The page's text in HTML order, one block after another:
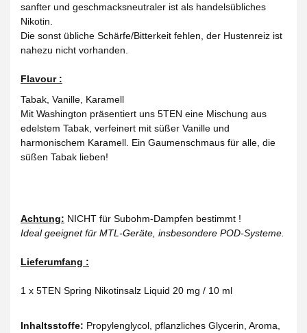
sanfter und geschmacksneutraler ist als handelsübliches
Nikotin.
Die sonst übliche Schärfe/Bitterkeit fehlen, der Hustenreiz ist
nahezu nicht vorhanden.
Flavour :
Tabak, Vanille, Karamell
Mit Washington präsentiert uns 5TEN eine Mischung aus
edelstem Tabak, verfeinert mit süßer Vanille und
harmonischem Karamell. Ein Gaumenschmaus für alle, die
süßen Tabak lieben!
Achtung: NICHT für Subohm-Dampfen bestimmt !
Ideal geeignet für MTL-Geräte, insbesondere POD-Systeme.
Lieferumfang :
1 x 5TEN Spring Nikotinsalz Liquid 20 mg / 10 ml
Inhaltsstoffe: Propylenglycol, pflanzliches Glycerin, Aroma,